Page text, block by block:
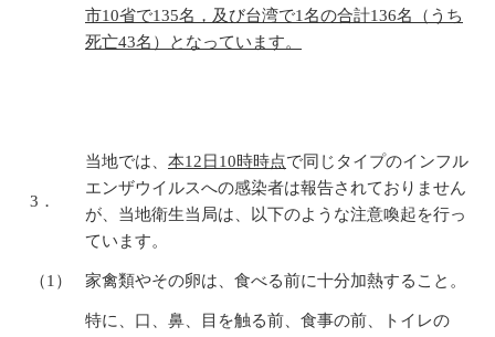
市10省で135名，及び台湾で1名の合計136名（うち
死亡43名）となっています。
3．
当地では、 本12日10時時点で同じタイプのインフル
エンザウイルスへの感染者は報告されておりません
が、当地衛生当局は、以下のような注意喚起を行っ
ています。
（1） 家禽類やその卵は、食べる前に十分加熱すること。
特に、口、鼻、目を触る前、食事の前、トイレの